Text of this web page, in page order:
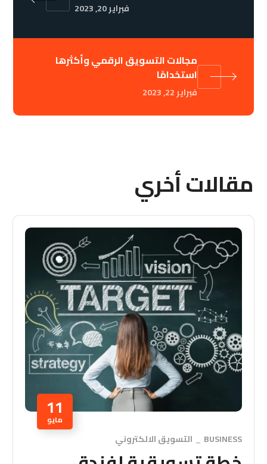
فبراير 20, 2023
مجالات التسويق الرقمي وأكثرها
استخدامًا
فبراير 22, 2023
مقالات أخري
11
مايو
BUSINESS التسويق الالكتروني